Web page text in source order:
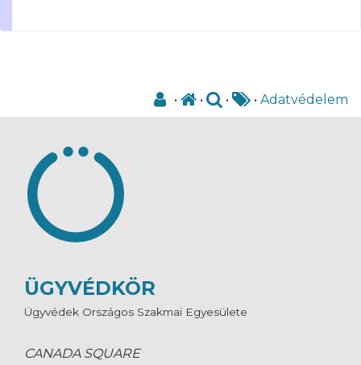
• • • • Adatvédelem
ÜGYVÉDKÖR
Ügyvédek Országos Szakmai Egyesülete
CANADA SQUARE